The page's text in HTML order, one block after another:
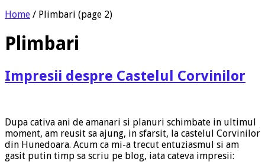
Home / Plimbari (page 2)
Plimbari
Impresii despre Castelul Corvinilor
Dupa cativa ani de amanari si planuri schimbate in ultimul
moment, am reusit sa ajung, in sfarsit, la castelul Corvinilor
din Hunedoara. Acum ca mi-a trecut entuziasmul si am
gasit putin timp sa scriu pe blog, iata cateva impresii: